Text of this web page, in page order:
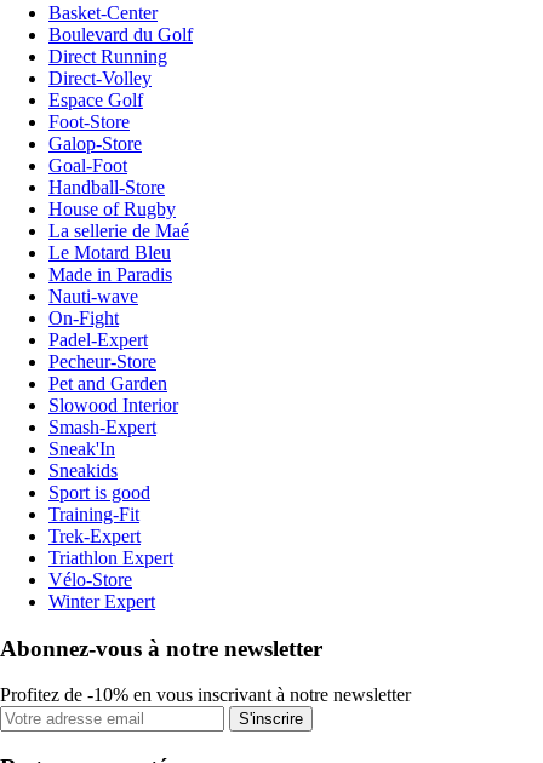
Basket-Center
Boulevard du Golf
Direct Running
Direct-Volley
Espace Golf
Foot-Store
Galop-Store
Goal-Foot
Handball-Store
House of Rugby
La sellerie de Maé
Le Motard Bleu
Made in Paradis
Nauti-wave
On-Fight
Padel-Expert
Pecheur-Store
Pet and Garden
Slowood Interior
Smash-Expert
Sneak'In
Sneakids
Sport is good
Training-Fit
Trek-Expert
Triathlon Expert
Vélo-Store
Winter Expert
Abonnez-vous à notre newsletter
Profitez de -10% en vous inscrivant à notre newsletter
S'inscrire